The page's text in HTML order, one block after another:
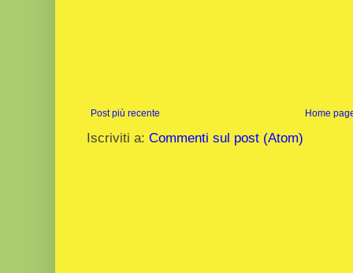
Post più recente Home
Iscriviti a: Commenti sul post (Atom)